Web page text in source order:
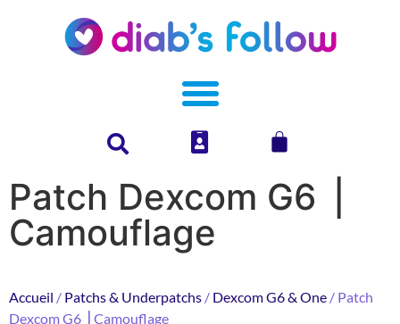
Patch Dexcom G6 ⎥
Camouflage
Accueil / Patchs & Underpatchs / Dexcom G6 & One / Patch
Dexcom G6 ⎥ Camouflage